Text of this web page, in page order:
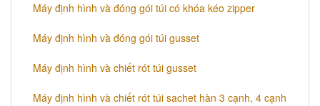
Máy định hình và đóng gói túi có khóa kéo zipper
Máy định hình và đóng gói túi gusset
Máy định hình và chiết rót túi gusset
Máy định hình và chiết rót túi sachet hàn 3 cạnh, 4 cạnh